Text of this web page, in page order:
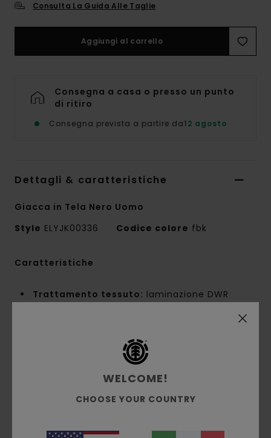
Consulta La Guida Alle Taglie
Aggiungi al carrello
Consegna a casa o presso un punto
di ritiro
Consegna prevista a partire da12 agosto
Dettagli & caratteristiche
Giacca in Tela Nero Uomo
Style ELYJK00336 Codice colore fbk
Caratteristiche
Trattamento tessuto: laminazione DWR
100% poliestere
Costruzione del tessuto:
fodera in tricot di poliestere (100%)
Imbottitura:imbottitura piatta
Tasche:due tasche a filetto + una tasca
WELCOME!
CHOOSE YOUR COUNTRY